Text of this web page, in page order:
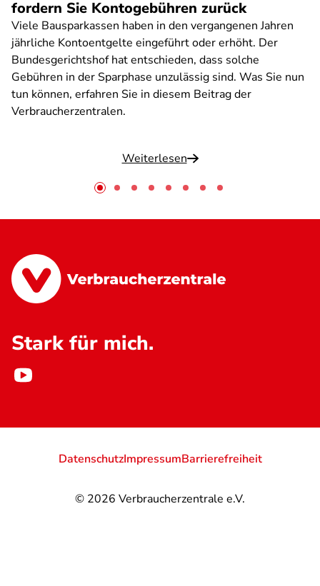
fordern Sie Kontogebühren zurück
Viele Bausparkassen haben in den vergangenen Jahren
jährliche Kontoentgelte eingeführt oder erhöht. Der
Bundesgerichtshof hat entschieden, dass solche
Gebühren in der Sparphase unzulässig sind. Was Sie nun
tun können, erfahren Sie in diesem Beitrag der
Verbraucherzentralen.
Weiterlesen
Stark für mich.
© 2026 Verbraucherzentrale e.V.
DatenschutzImpressumBarrierefreiheit